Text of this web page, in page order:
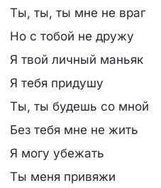
Ты, ты, ты мне не враг
Но с тобой не дружу
Я твой личный маньяк
Я тебя придушу
Ты, ты будешь со мной
Без тебя мне не жить
Я могу убежать
Ты меня привяжи